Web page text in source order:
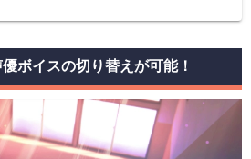
ボイスの切り替えが可能！